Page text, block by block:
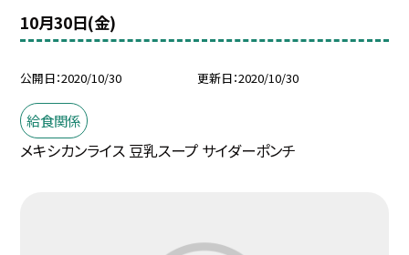
10月30日(金)
公開日 2020/10/30 更新日 2020/10/30
給食関係
メキシカンライス 豆乳スープ サイダーポンチ